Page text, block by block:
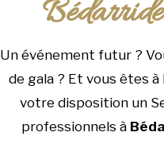
Un événement futur ?
de gala ? Et vous êtes
votre disposition un
professionnels à